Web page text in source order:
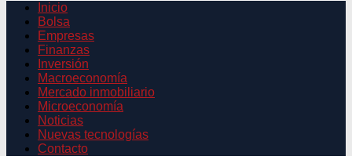
Inicio
Bolsa
Empresas
Finanzas
Inversión
Macroeconomía
Mercado inmobiliario
Microeconomía
Noticias
Nuevas tecnologías
Contacto